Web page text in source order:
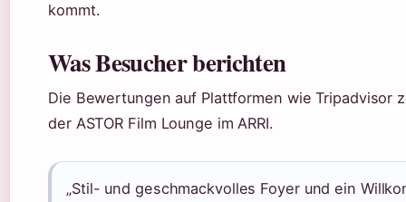
kommt.
Was Besucher berichten
Die Bewertungen auf Plattformen wie Tripadvisor
der ASTOR Film Lounge im ARRI.
„Stil- und geschmackvolles Foyer und ein